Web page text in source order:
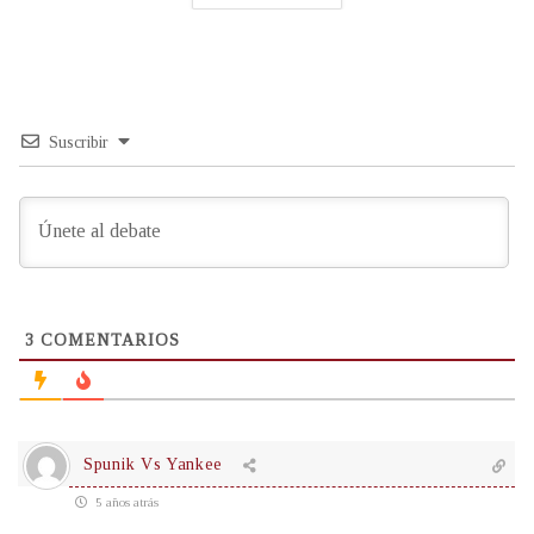
Suscribir
3 COMENTARIOS
Spunik Vs Yankee
5 años atrás